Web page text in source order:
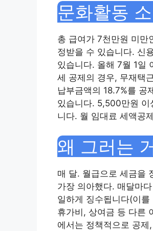
문화활동
총 급여가 7천만원 미만
정받을 수 있습니다. 신
있습니다. 올해 7월 1일
세 공제의 경우, 무재택
납부금액의 18.7%를 공
있습니다. 5,500만원 이
니다. 월 임대료 세액공
왜 그러는
매 달. 월급으로 세금을
가장 의아했다. 매달마
일하게 징수됩니다(이
휴가비, 상여금 등 다른
에서는 정책적으로 공